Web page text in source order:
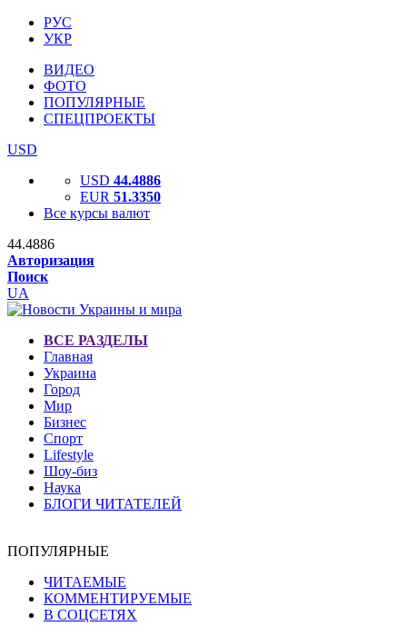
РУС
УКР
ВИДЕО
ФОТО
ПОПУЛЯРНЫЕ
СПЕЦПРОЕКТЫ
USD
USD 44.4886
EUR 51.3350
Все курсы валют
44.4886
Авторизация
Поиск
UA
ВСЕ РАЗДЕЛЫ
Главная
Украина
Город
Мир
Бизнес
Спорт
Lifestyle
Шоу-биз
Наука
БЛОГИ ЧИТАТЕЛЕЙ
ПОПУЛЯРНЫЕ
ЧИТАЕМЫЕ
КОММЕНТИРУЕМЫЕ
В СОЦСЕТЯХ